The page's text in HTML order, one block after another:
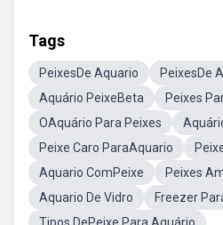
Tags
PeixesDe Aquario
PeixesDe
Aquário PeixeBeta
Peixes
OAquário Para Peixes
Peixe Caro ParaAquario
Aquario ComPeixe
Peixes
Aquario De Vidro
Freezer